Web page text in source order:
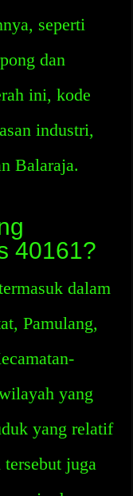
seperti
dan
ini, kode
industri,
Balaraja.
40161?
dalam
Pamulang,
yang
yang relatif
tersebut juga